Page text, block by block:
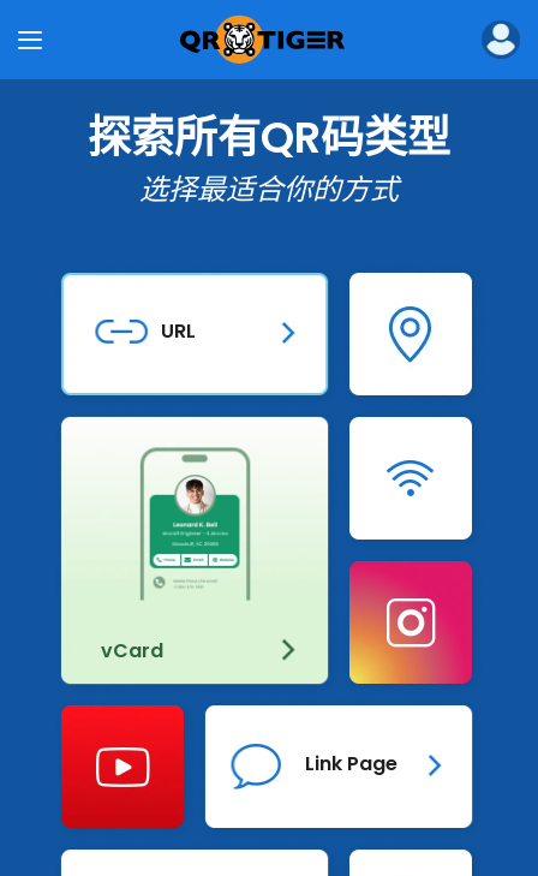
产品
批量QR码生成器
QR码生成器API
企业二维码生成器
企业数字名片
MENU TIGER
营销用的二维码
电子商务的二维码
物流二维码
房地产的二维码
制造业的二维码
医疗保健的二维码
旅行的二维码
PDF转QR码
Instagram的二维码
位置二维码生成器
YouTube 二维码
社交媒体二维码生成器
Email 二维码生成器
探索所有QR码类型
选择最适合你的方式
URL
vCard
Link Page
YouTube